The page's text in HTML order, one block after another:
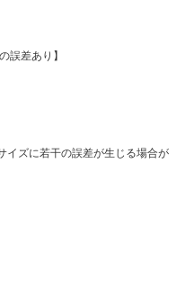
誤差あり】
イズに若干の誤差が生じる場合が